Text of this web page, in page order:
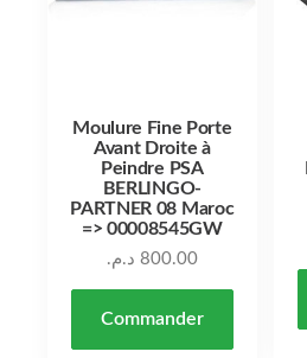
Moulure Fine Porte
Avant Droite à
Peindre PSA
BERLINGO-
PARTNER 08 Maroc
=> 00008545GW
800.00 د.م.
Commander